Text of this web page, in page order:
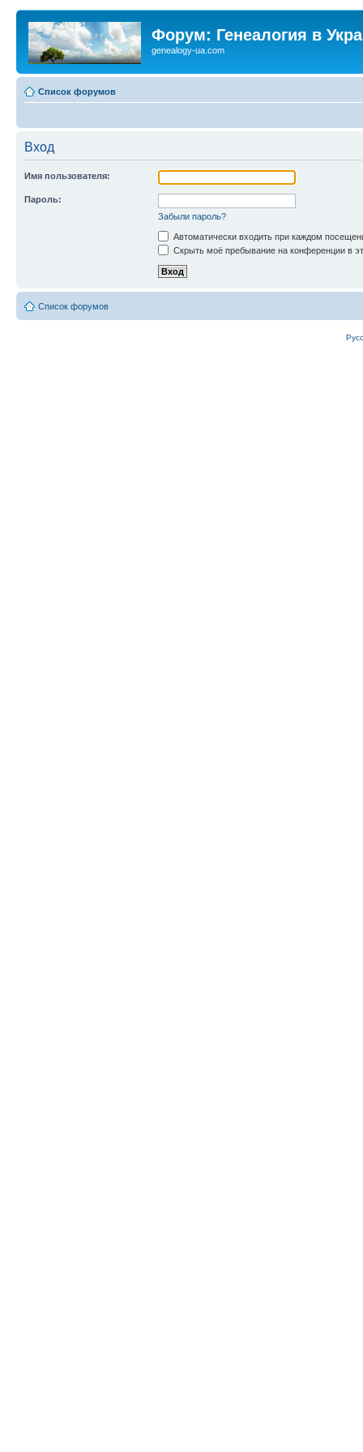
Форум: Генеалогия в
genealogy-ua.com
Список форумов
Вход
Имя пользователя:
Пароль:
Забыли пароль?
Автоматически входить при каждом
Скрыть моё пребывание на конференции в
Список форумов